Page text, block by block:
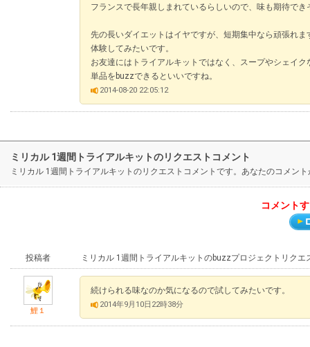
フランスで長年親しまれているらしいので、味も期待でき
先の長いダイエットはイヤですが、短期集中なら頑張れま
体験してみたいです。
お友達にはトライアルキットではなく、スープやシェイク
単品をbuzzできるといいですね。
2014-08-20 22:05:12
ミリカル 1週間トライアルキットのリクエストコメント
ミリカル 1週間トライアルキットのリクエストコメントです。あなたのコメン
コメント
投稿者 ミリカル 1週間トライアルキットのbuzzプロジェクトリクエ
鯉１
続けられる味なのか気になるので試してみたいです。
2014年9月10日22時38分